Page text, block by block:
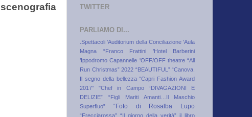
TWITTER
PARLIAMO DI...
.Spettacoli ’Auditorium della Conciliazione 'Aula
Magna “Franco Frattini
’Hotel Barberini
’Ippodromo Capannelle 'OFF/OFF theatre “All
Run Christmas” 2022 “BEAUTIFUL” “Canova.
Il segno della bellezza “Capri Fashion Award
2017”
"Chef in Campo
“DIVAGAZIONI E
DELIZIE”
“Figli Mariti Amanti…Il Maschio
Superfluo”
“Foto di Rosalba Lupo
“Frecciarossa” “Il giorno della verità” il libro